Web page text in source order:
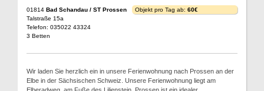
01814 Bad Schandau / ST Prossen
Talstraße 15a
Telefon: 035022 43324
3 Betten
Objekt pro Tag ab: 60€
Wir laden Sie herzlich ein in unsere Ferienwohnung nach Prossen an der
Elbe in der Sächsischen Schweiz. Unsere Ferienwohnung liegt am